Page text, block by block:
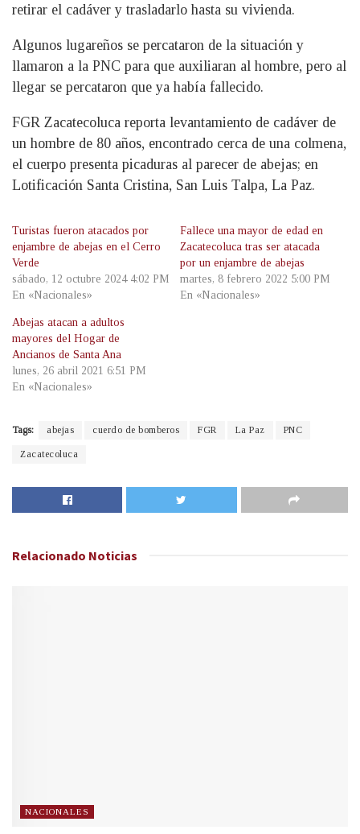
retirar el cadáver y trasladarlo hasta su vivienda.
Algunos lugareños se percataron de la situación y
llamaron a la PNC para que auxiliaran al hombre, pero al
llegar se percataron que ya había fallecido.
FGR Zacatecoluca reporta levantamiento de cadáver de
un hombre de 80 años, encontrado cerca de una colmena,
el cuerpo presenta picaduras al parecer de abejas; en
Lotificación Santa Cristina, San Luis Talpa, La Paz.
Turistas fueron atacados por
enjambre de abejas en el Cerro
Verde
sábado, 12 octubre 2024 4:02 PM
En «Nacionales»
Fallece una mayor de edad en
Zacatecoluca tras ser atacada
por un enjambre de abejas
martes, 8 febrero 2022 5:00 PM
En «Nacionales»
Abejas atacan a adultos
mayores del Hogar de
Ancianos de Santa Ana
lunes, 26 abril 2021 6:51 PM
En «Nacionales»
Tags: abejas cuerdo de bomberos FGR La Paz PNC
Zacatecoluca
Relacionado Noticias
NACIONALES